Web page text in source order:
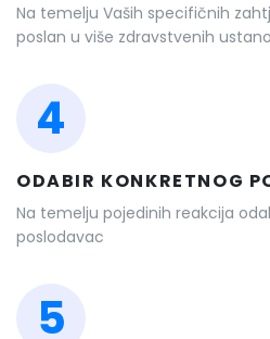
Na temelju Vaših specifičnih
poslan u više zdravstvenih
4
ODABIR KONKRETNOG
Na temelju pojedinih reakcija
poslodavac
5